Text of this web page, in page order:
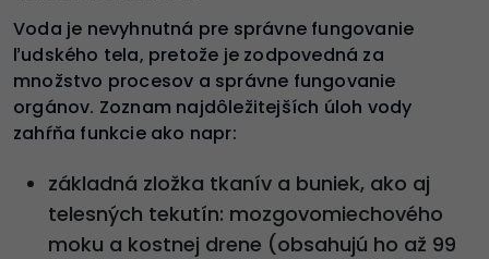
Voda je nevyhnutná pre správne fungovanie
ľudského tela, pretože je zodpovedná za
množstvo procesov a správne fungovanie
orgánov. Zoznam najdôležitejších úloh vody
zahŕňa funkcie ako napr:
základná zložka tkanív a buniek, ako aj
telesných tekutín: mozgovomiechového
moku a kostnej drene (obsahujú ho až 99